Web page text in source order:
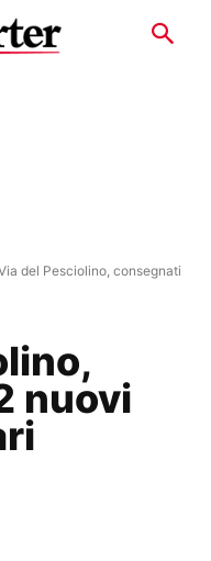
del Pesciolino, consegnati
nuovi